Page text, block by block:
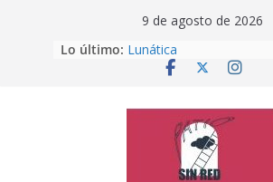
9 de agosto de 2026
Lo último: Lunática
Pero, hasta entonces…
‘La broma infinita’ de
lecturas veraniegas
Otra del Mundial